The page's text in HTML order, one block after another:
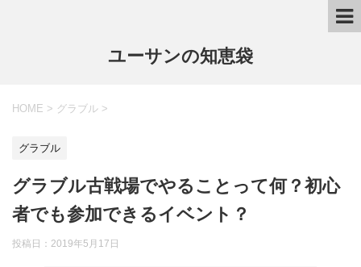
ユーサンの知恵袋
HOME > グラブル >
グラブル
グラブル古戦場でやることって何？初心
者でも参加できるイベント？
投稿日： 2019年5月17日